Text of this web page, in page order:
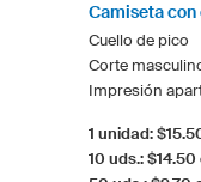
Camiseta
Cuello de pico
Corte
Impresión
1 unidad:
10 uds.: